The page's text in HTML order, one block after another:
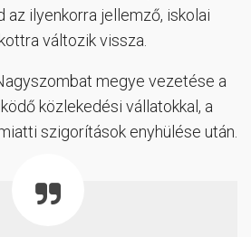
az ilyenkorra jellemző, iskolai
változik vissza.
megye vezetése a
közlekedési vállatokkal, a
szigorítások enyhülése után.